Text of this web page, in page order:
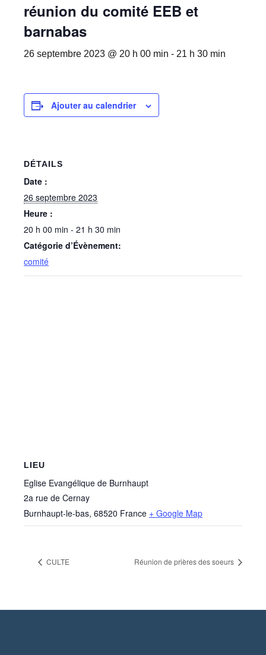
réunion du comité EEB et
barnabas
26 septembre 2023 @ 20 h 00 min - 21 h 30 min
Ajouter au calendrier
DÉTAILS
Date :
26 septembre 2023
Heure :
20 h 00 min - 21 h 30 min
Catégorie d’Évènement:
comité
LIEU
Eglise Evangélique de Burnhaupt
2a rue de Cernay
Burnhaupt-le-bas, 68520 France + Google Map
CULTE Réunion de prières des soeurs